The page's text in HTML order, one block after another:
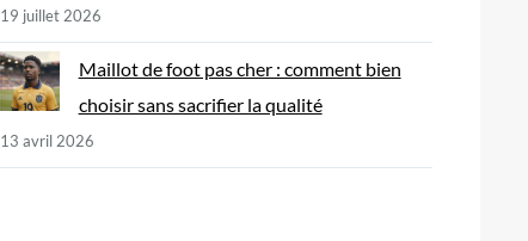
19 juillet 2026
Maillot de foot pas cher : comment bien
choisir sans sacrifier la qualité
13 avril 2026